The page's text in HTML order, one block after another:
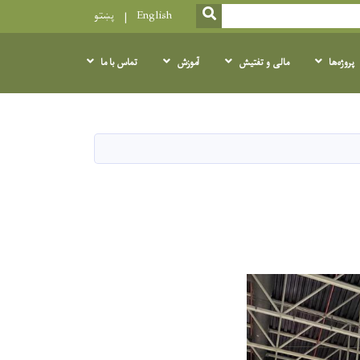
SEARCH
English پښتو
پروژه‌ها مالی و تفتیش آموزش تماس با ما